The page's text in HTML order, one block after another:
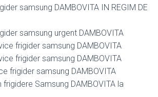
samsung DAMBOVITA IN REGIM DE
samsung urgent DAMBOVITA
frigider samsung DAMBOVITA
frigider samsung DAMBOVITA
frigider samsung DAMBOVITA
frigidere Samsung DAMBOVITA la